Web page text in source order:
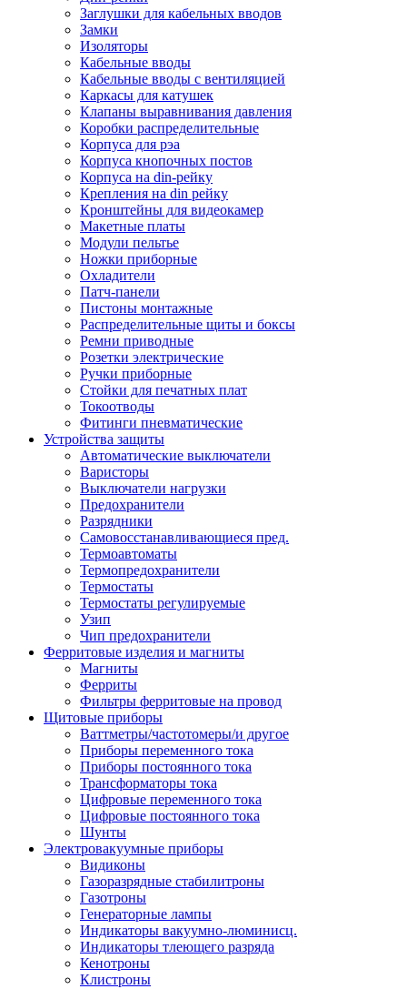
Заглушки для кабельных вводов
Замки
Изоляторы
Кабельные вводы
Кабельные вводы с вентиляцией
Каркасы для катушек
Клапаны выравнивания давления
Коробки распределительные
Корпуса для рэа
Корпуса кнопочных постов
Корпуса на din-рейку
Крепления на din рейку
Кронштейны для видеокамер
Макетные платы
Модули пельтье
Ножки приборные
Охладители
Патч-панели
Пистоны монтажные
Распределительные щиты и боксы
Ремни приводные
Розетки электрические
Ручки приборные
Стойки для печатных плат
Токоотводы
Фитинги пневматические
Устройства защиты
Автоматические выключатели
Варисторы
Выключатели нагрузки
Предохранители
Разрядники
Самовосстанавливающиеся пред.
Термоавтоматы
Термопредохранители
Термостаты
Термостаты регулируемые
Узип
Чип предохранители
Ферритовые изделия и магниты
Магниты
Ферриты
Фильтры ферритовые на провод
Щитовые приборы
Ваттметры/частотомеры/и другое
Приборы переменного тока
Приборы постоянного тока
Трансформаторы тока
Цифровые переменного тока
Цифровые постоянного тока
Шунты
Электровакуумные приборы
Видиконы
Газоразрядные стабилитроны
Газотроны
Генераторные лампы
Индикаторы вакуумно-люминисц.
Индикаторы тлеющего разряда
Кенотроны
Клистроны